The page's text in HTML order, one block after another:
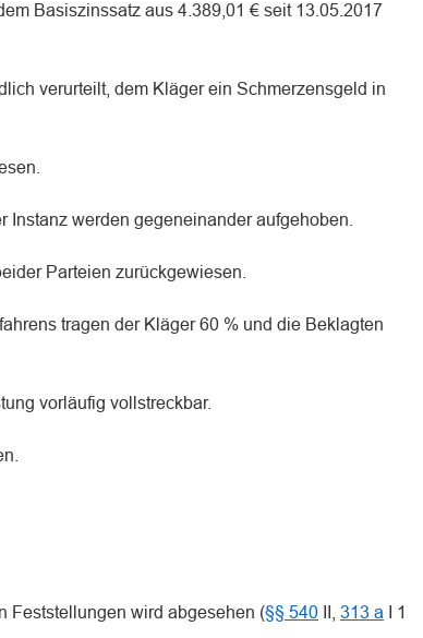
Basiszinssatz aus 4.389,01 € seit 13.05.2017
verurteilt, dem Kläger ein Schmerzensgeld in
Instanz werden gegeneinander aufgehoben.
Parteien zurückgewiesen.
tragen der Kläger 60 % und die Beklagten
vorläufig vollstreckbar.
Feststellungen wird abgesehen (§§ 540 313 a I 1